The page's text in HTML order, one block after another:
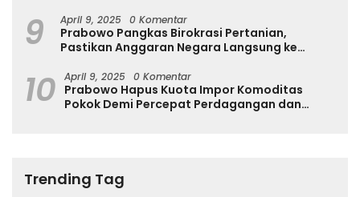
9 April 9, 2025 0 Komentar
Prabowo Pangkas Birokrasi Pertanian,
Pastikan Anggaran Negara Langsung ke
10 April 9, 2025 0 Komentar
Prabowo Hapus Kuota Impor Komoditas
Pokok Demi Percepat Perdagangan dan
Trending Tag